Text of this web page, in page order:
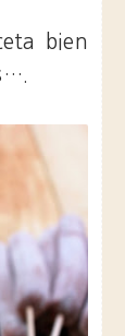
bien